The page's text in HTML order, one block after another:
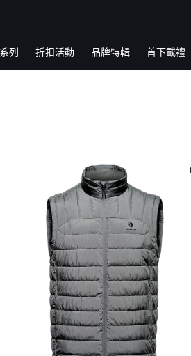
列 折扣活動 品牌特輯 首下載禮